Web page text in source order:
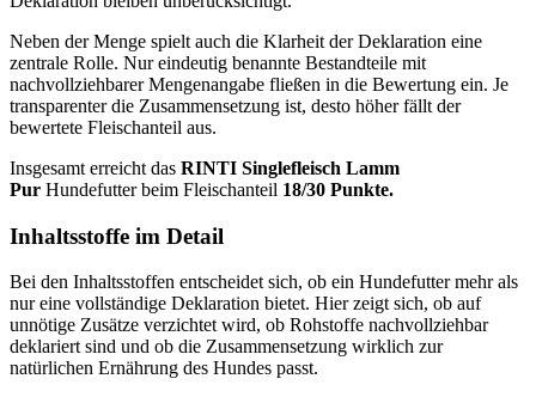
Neben der Menge spielt auch die Klarheit der Deklaration eine
zentrale Rolle. Nur eindeutig benannte Bestandteile mit
nachvollziehbarer Mengenangabe fließen in die Bewertung ein. Je
transparenter die Zusammensetzung ist, desto höher fällt der
bewertete Fleischanteil aus.
Insgesamt erreicht das RINTI Singlefleisch Lamm
Pur Hundefutter beim Fleischanteil 18/30 Punkte.
Inhaltsstoffe im Detail
Bei den Inhaltsstoffen entscheidet sich, ob ein Hundefutter mehr als
nur eine vollständige Deklaration bietet. Hier zeigt sich, ob auf
unnötige Zusätze verzichtet wird, ob Rohstoffe nachvollziehbar
deklariert sind und ob die Zusammensetzung wirklich zur
natürlichen Ernährung des Hundes passt.